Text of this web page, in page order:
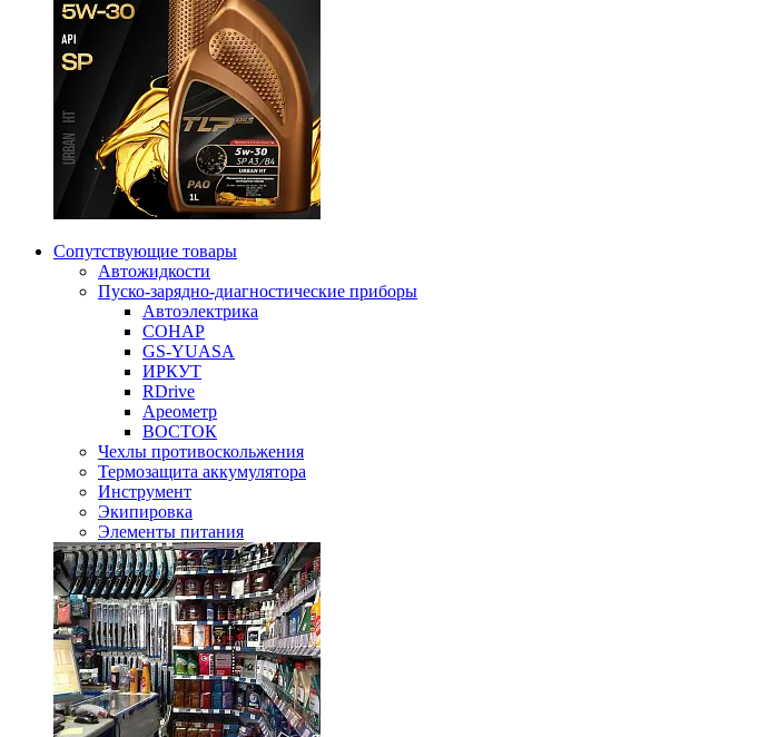
Сопутствующие товары
Автожидкости
Пуско-зарядно-диагностические приборы
Автоэлектрика
СОНАР
GS-YUASA
ИРКУТ
RDrive
Ареометр
ВОСТОК
Чехлы противоскольжения
Термозащита аккумулятора
Инструмент
Экипировка
Элементы питания